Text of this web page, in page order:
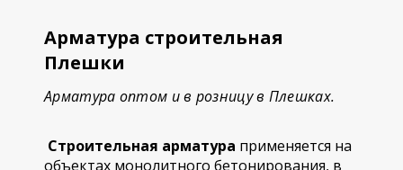
Арматура строительная
Плешки
Арматура оптом и в розницу в Плешках.
Строительная арматура применяется на
объектах монолитного бетонирования, в